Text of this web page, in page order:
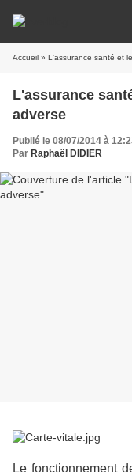
Accueil » L'assurance santé et
L'assurance
adverse
Publié le 08/07/2014 à
Par Raphaël DIDIER
Le fonctionnement